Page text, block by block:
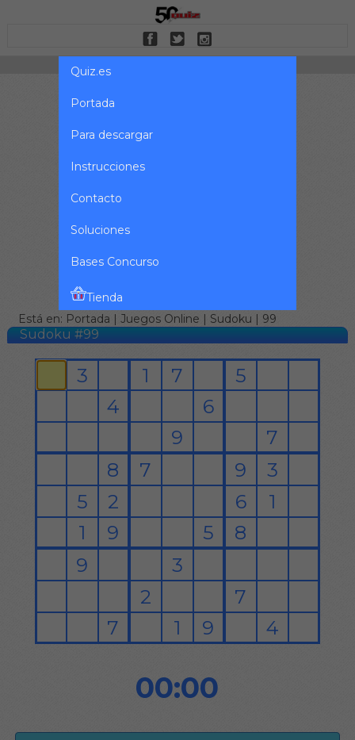
Quiz.es
Portada
Para descargar
Instrucciones
Contacto
Soluciones
Bases Concurso
Tienda
Está en: Portada | Juegos Online | Sudoku | 99
Sudoku #99
00:00